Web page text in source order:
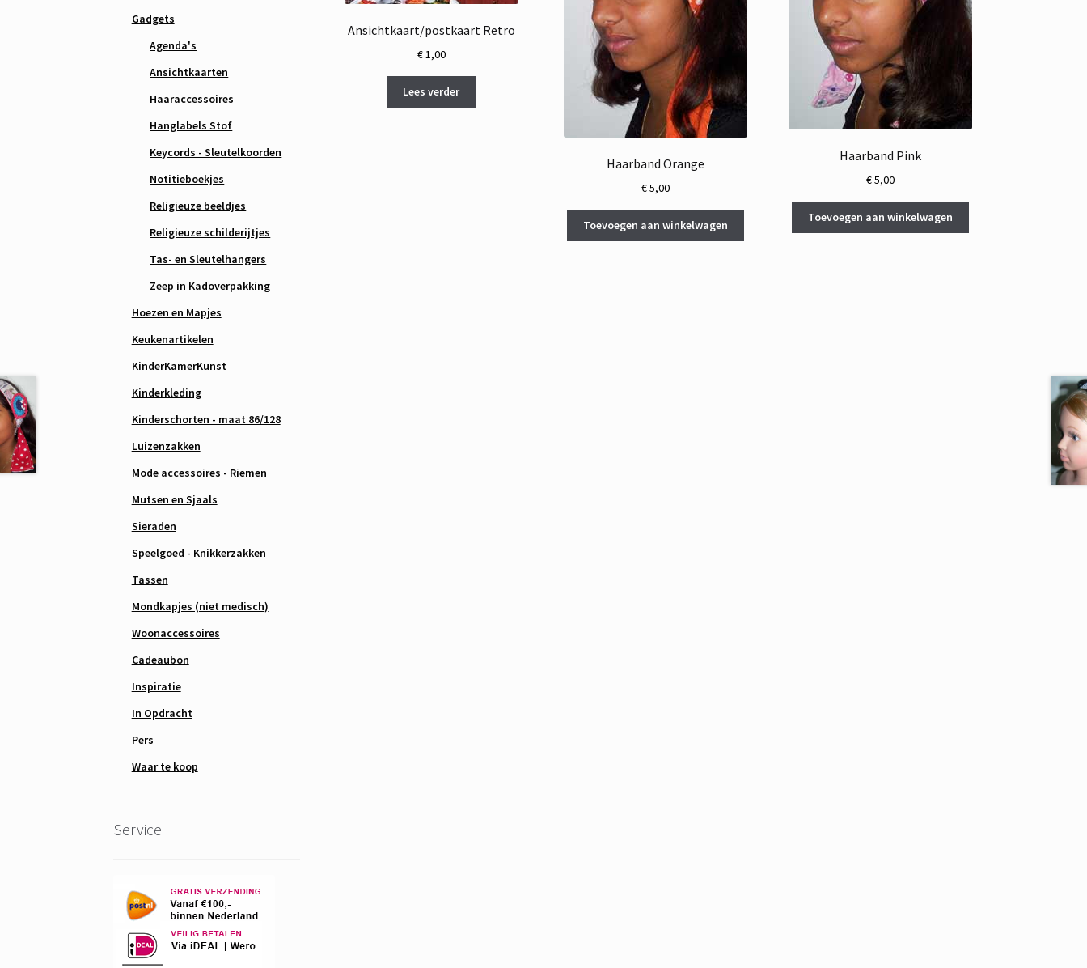
Ansichtkaart/postkaart Retro
€1,00
Lees verder
Haarband Orange
€5,00
Toevoegen aan winkelwagen
Haarband Pink
€5,00
Toevoegen aan winkelwagen
Gadgets
Agenda's
Ansichtkaarten
Haaraccessoires
Hanglabels Stof
Keycords - Sleutelkoorden
Notitieboekjes
Religieuze beeldjes
Religieuze schilderijtjes
Tas- en Sleutelhangers
Zeep in Kadoverpakking
Hoezen en Mapjes
Keukenartikelen
KinderKamerKunst
Kinderkleding
Kinderschorten - maat 86/128
Luizenzakken
Mode accessoires - Riemen
Mutsen en Sjaals
Sieraden
Speelgoed - Knikkerzakken
Tassen
Mondkapjes (niet medisch)
Woonaccessoires
Cadeaubon
Inspiratie
In Opdracht
Pers
Waar te koop
Service